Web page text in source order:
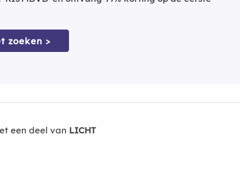
zoeken >
een deel van LICHT